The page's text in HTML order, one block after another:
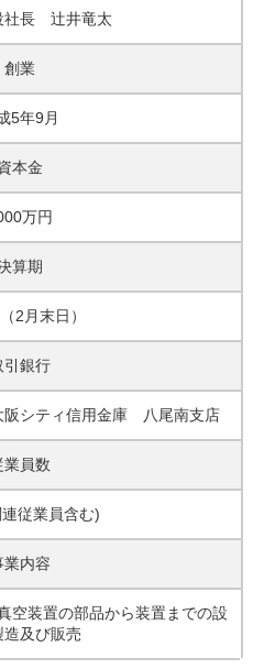
社長 辻井竜太
創業
5年9月
本金
万円
算期
2月末日）
引銀行
シティ信用金庫 八尾南支店
業員数
従業員含む)
業内容
空装置の部品から装置までの設
造及び販売